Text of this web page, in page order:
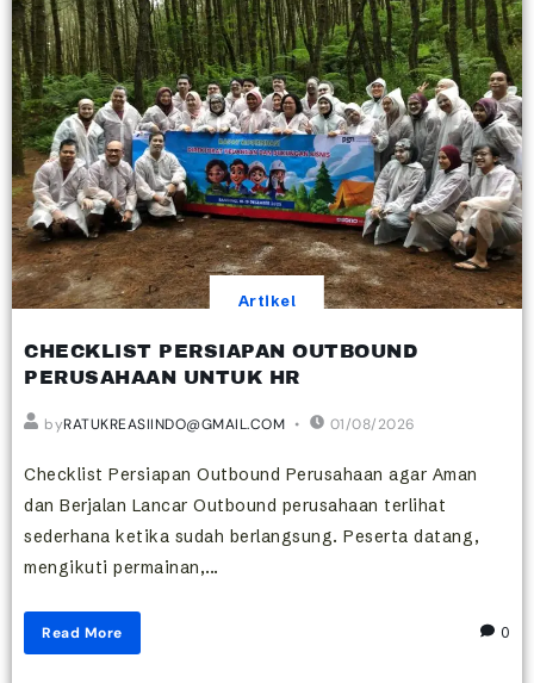
Artikel
CHECKLIST PERSIAPAN OUTBOUND
PERUSAHAAN UNTUK HR
byRATUKREASIINDO@GMAIL.COM 01/08/2026
Checklist Persiapan Outbound Perusahaan agar Aman
dan Berjalan Lancar Outbound perusahaan terlihat
sederhana ketika sudah berlangsung. Peserta datang,
mengikuti permainan,...
Read More 0